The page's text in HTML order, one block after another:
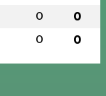
0 0
0 0